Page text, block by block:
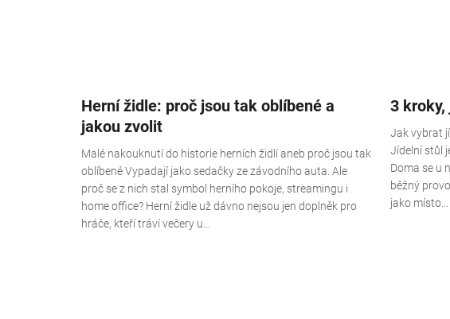
Herní židle: proč jsou tak oblíbené a
jakou zvolit
Malé nakouknutí do historie herních židlí aneb proč jsou tak
oblíbené Vypadají jako sedačky ze závodního auta. Ale
proč se z nich stal symbol herního pokoje, streamingu i
home office? Herní židle už dávno nejsou jen doplněk pro
hráče, kteří tráví večery u...
3
Jak vybrat
Jídelní stůl
Doma se u
běžný
jako místo...